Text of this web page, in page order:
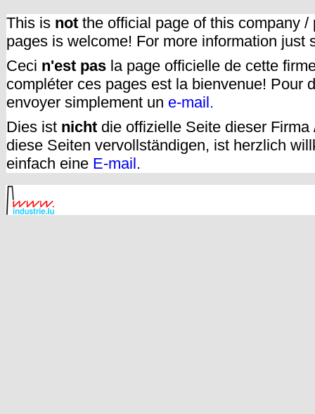
This is not the official page of this company
pages is welcome! For more information just
Ceci n'est pas la page officielle de cette
compléter ces pages est la bienvenue! Pour
envoyer simplement un e-mail.
Dies ist nicht die offizielle Seite dieser
diese Seiten vervollständigen, ist herzlich
einfach eine E-mail.